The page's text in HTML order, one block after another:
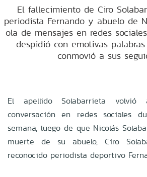
El fallecimiento de Ciro
periodista Fernando y abuelo de
ola de mensajes en redes
despidió con emotivas
conmovió a sus
El apellido Solabarrieta
conversación en redes sociales
semana, luego de que Nicolás
muerte de su abuelo, Ciro
reconocido periodista deportivo